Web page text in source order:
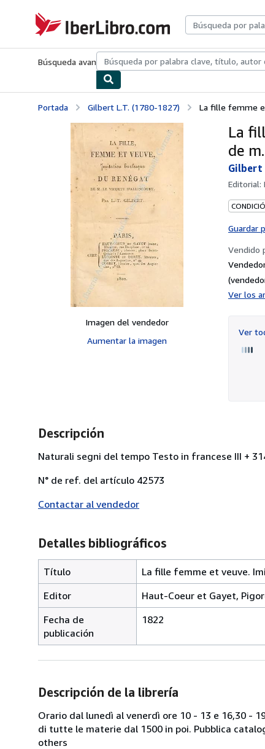
IberLibro.com
Búsqueda avanzadaColecciones Libros antiguosArte y
Portada Gilbert L.T. (1780-1827) La fille femme
Imagen del vendedor
Aumentar la imagen
La
de
Gilbert
Editorial:
Guardar
Vendido
Ver los
Ver
Descripción
Naturali segni del tempo Testo in francese III +
N° de ref. del artículo 42573
Contactar al vendedor
Detalles bibliográficos
Título
La fille femme et veuve.
Editor
Haut-Coeur et Gayet,
Fecha de
publicación
1822
Descripción de la librería
Orario dal lunedì al venerdì ore 10 - 13 e 16,30 -
di tutte le materie dal 1500 in poi. Pubblica
others